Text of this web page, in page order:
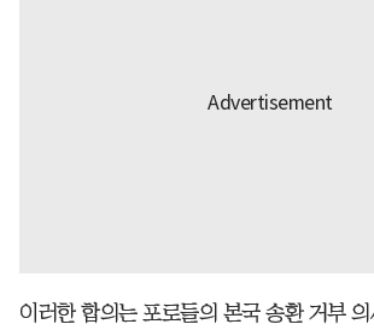
이러한 합의는 포로들의 본국 송환 거부